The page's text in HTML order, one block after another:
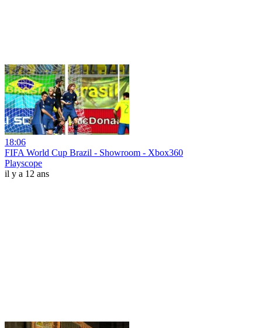
18:06
FIFA World Cup Brazil - Showroom - Xbox360
Playscope
il y a 12 ans